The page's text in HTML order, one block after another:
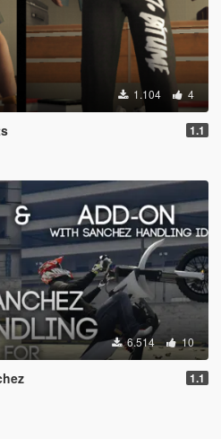
1.104 4
1.1
6.514 10
1.1